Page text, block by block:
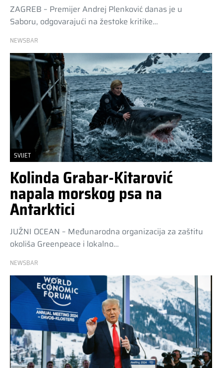
ZAGREB – Premijer Andrej Plenković danas je u
Saboru, odgovarajući na žestoke kritike…
NEWSBAR
SVIJET
Kolinda Grabar-Kitarović
napala morskog psa na
Antarktici
JUŽNI OCEAN – Međunarodna organizacija za zaštitu
okoliša Greenpeace i lokalno…
NEWSBAR